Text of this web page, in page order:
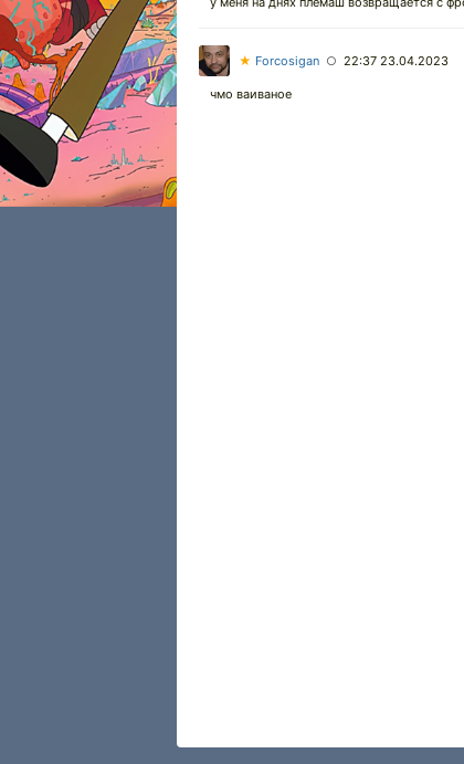
★ Forcosigan ○ 22:37 23.04.2023
чмо ваиваное